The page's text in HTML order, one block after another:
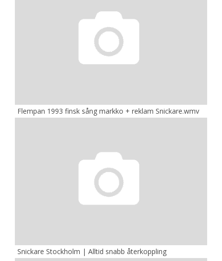
Flempan 1993 finsk sång markko + reklam Snickare.wmv
Snickare Stockholm | Alltid snabb återkoppling